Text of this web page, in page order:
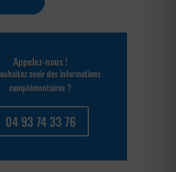
Appelez-nous !
avoir des informations
complémentaires ?
04 93 74 33 76